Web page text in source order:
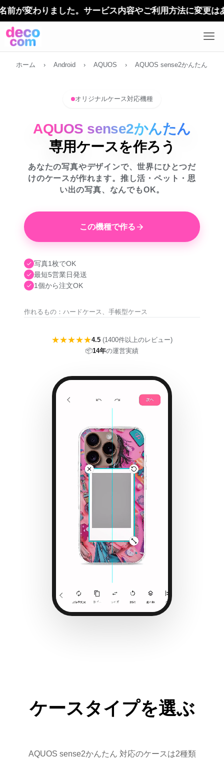
ホーム › Android › AQUOS › AQUOS sense2かんたん
オリジナルケース対応機種
AQUOS sense2かんたん
専用ケースを作ろう
あなたの写真やデザインで、世界にひとつだ
けのケースが作れます。推し活・ペット・思
い出の写真、なんでもOK。
この機種で作る
写真1枚でOK
最短5営業日発送
1個から注文OK
作れるもの：ハードケース、手帳型ケース
★★★★★4.5 (1400件以上のレビュー)
📦14年の運営実績
ケースタイプを選ぶ
AQUOS sense2かんたん 対応のケースは2種類